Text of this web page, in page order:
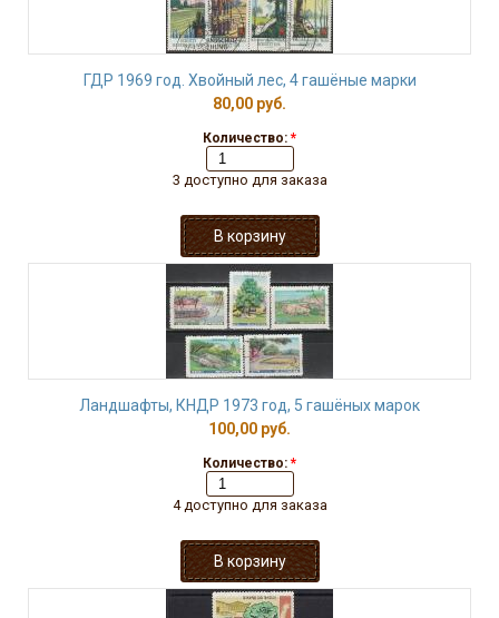
ГДР 1969 год. Хвойный лес, 4 гашёные марки
80,00 руб.
Количество: *
3 доступно для заказа
Ландшафты, КНДР 1973 год, 5 гашёных марок
100,00 руб.
Количество: *
4 доступно для заказа